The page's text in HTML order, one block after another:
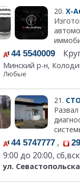
20. X-
44 5540009
Минский р-н,
Любые
21.
44 5747777 ,
9:00 до 20:00,
ул.